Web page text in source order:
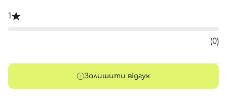
1
(0)
Залишити відгук